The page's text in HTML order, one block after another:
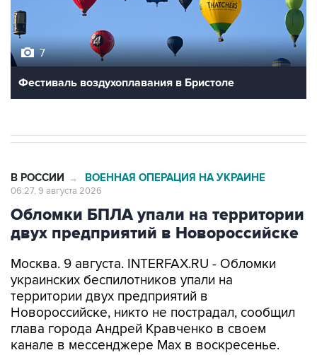
7
Фестиваль воздухоплавания в Бристоле
В РОССИИ → ВОЕННАЯ ОПЕРАЦИЯ НА УКРАИНЕ
06:27, 9 августа 2026
Обломки БПЛА упали на территории
двух предприятий в Новороссийске
Москва. 9 августа. INTERFAX.RU - Обломки
украинских беспилотников упали на
территории двух предприятий в
Новороссийске, никто не пострадал, сообщил
глава города Андрей Кравченко в своем
канале в мессенджере Max в воскресенье.